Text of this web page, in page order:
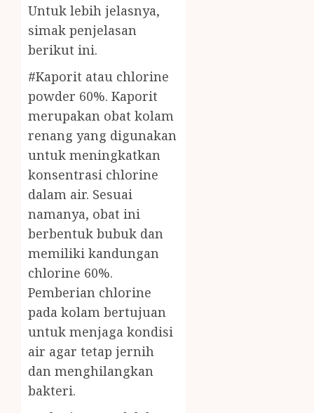
Untuk lebih jelasnya,
simak penjelasan
berikut ini.
#Kaporit atau chlorine
powder 60%. Kaporit
merupakan obat kolam
renang yang digunakan
untuk meningkatkan
konsentrasi chlorine
dalam air. Sesuai
namanya, obat ini
berbentuk bubuk dan
memiliki kandungan
chlorine 60%.
Pemberian chlorine
pada kolam bertujuan
untuk menjaga kondisi
air agar tetap jernih
dan menghilangkan
bakteri.